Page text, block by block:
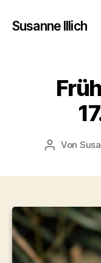
Susanne Illich
Von